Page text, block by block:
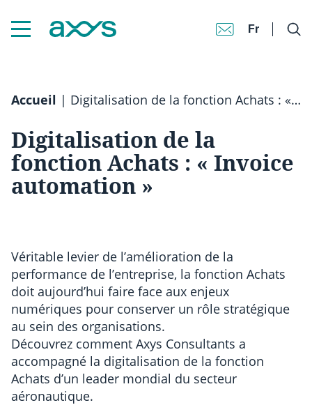
Fr
Accueil | Digitalisation de la fonction Achats : « Invoice automation »
Digitalisation de la
fonction Achats : « Invoice
automation »
Véritable levier de l’amélioration de la
performance de l’entreprise, la fonction Achats
doit aujourd’hui faire face aux enjeux
numériques pour conserver un rôle stratégique
au sein des organisations.
Découvrez comment Axys Consultants a
accompagné la digitalisation de la fonction
Achats d’un leader mondial du secteur
aéronautique.